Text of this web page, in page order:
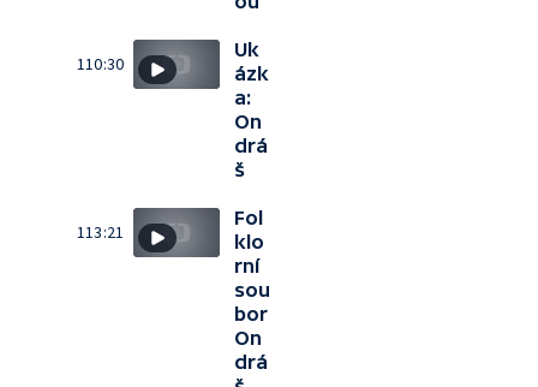
110:30
Uk
ázk
a:
On
drá
š
113:21
Fol
klo
rní
sou
bor
On
drá